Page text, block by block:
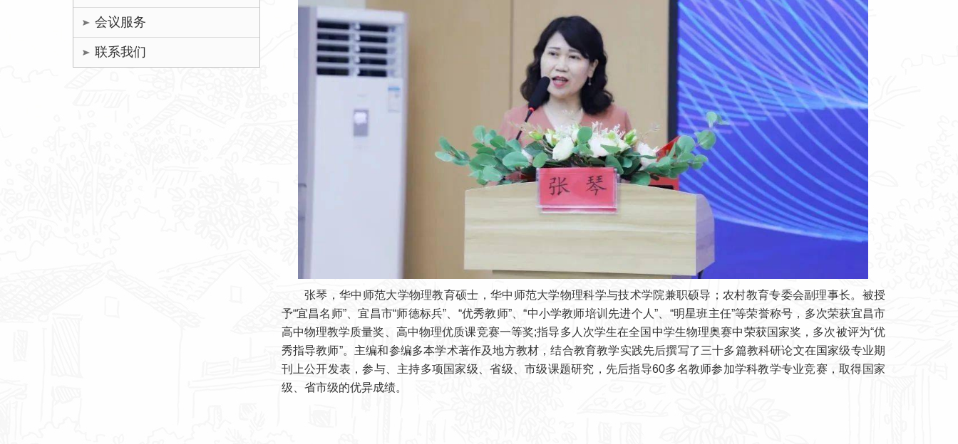
会议服务
联系我们
张琴，华中师范大学物理教育硕士，华中师范大学物理科学与技术学院兼职硕导；农村教育专委会副理事长。被授
予“宜昌名师”、宜昌市“师德标兵”、“优秀教师”、“中小学教师培训先进个人”、“明星班主任”等荣誉称号，多次荣获宜昌市
高中物理教学质量奖、高中物理优质课竞赛一等奖;指导多人次学生在全国中学生物理奥赛中荣获国家奖，多次被评为“优
秀指导教师”。主编和参编多本学术著作及地方教材，结合教育教学实践先后撰写了三十多篇教科研论文在国家级专业期
刊上公开发表，参与、主持多项国家级、省级、市级课题研究，先后指导60多名教师参加学科教学专业竞赛，取得国家
级、省市级的优异成绩。